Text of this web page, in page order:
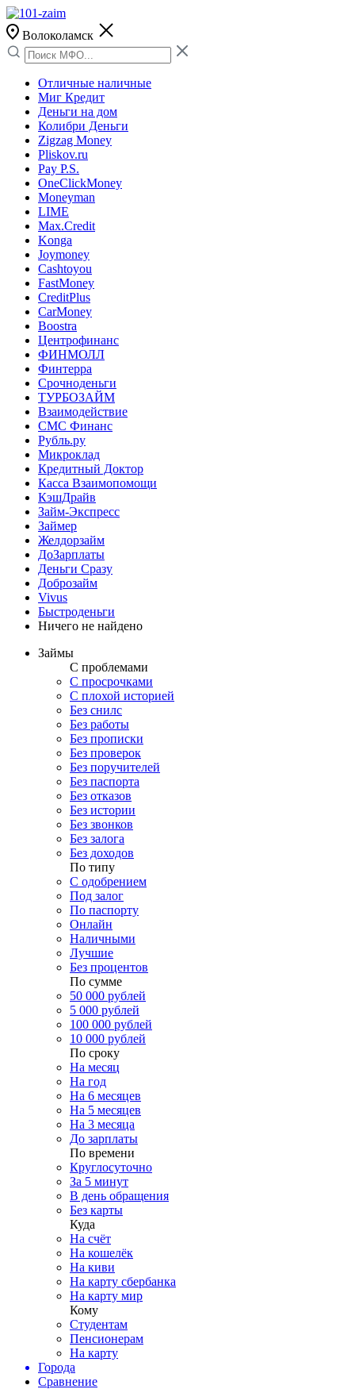
Волоколамск
Отличные наличные
Миг Кредит
Деньги на дом
Колибри Деньги
Zigzag Money
Pliskov.ru
Pay P.S.
OneClickMoney
Moneyman
LIME
Max.Credit
Konga
Joymoney
Cashtoyou
FastMoney
CreditPlus
CarMoney
Boostra
Центрофинанс
ФИНМОЛЛ
Финтерра
Срочноденьги
ТУРБОЗАЙМ
Взаимодействие
СМС Финанс
Рубль.ру
Микроклад
Кредитный Доктор
Касса Взаимопомощи
КэшДрайв
Займ-Экспресс
Займер
Желдорзайм
ДоЗарплаты
Деньги Сразу
Доброзайм
Vivus
Быстроденьги
Ничего не найдено
Займы
С проблемами
С просрочками
С плохой историей
Без снилс
Без работы
Без прописки
Без проверок
Без поручителей
Без паспорта
Без отказов
Без истории
Без звонков
Без залога
Без доходов
По типу
С одобрением
Под залог
По паспорту
Онлайн
Наличными
Лучшие
Без процентов
По сумме
50 000 рублей
5 000 рублей
100 000 рублей
10 000 рублей
По сроку
На месяц
На год
На 6 месяцев
На 5 месяцев
На 3 месяца
До зарплаты
По времени
Круглосуточно
За 5 минут
В день обращения
Без карты
Куда
На счёт
На кошелёк
На киви
На карту сбербанка
На карту мир
Кому
Студентам
Пенсионерам
На карту
Города
Сравнение